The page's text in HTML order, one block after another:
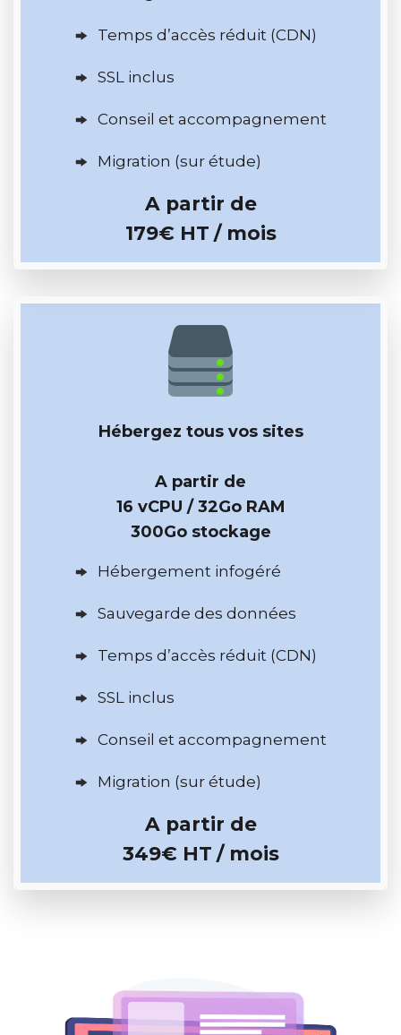
Temps d’accès réduit (CDN)
SSL inclus
Conseil et accompagnement
Migration (sur étude)
A partir de
179€ HT / mois
Hébergez tous vos sites
A partir de
16 vCPU / 32Go RAM
300Go stockage
Hébergement infogéré
Sauvegarde des données
Temps d’accès réduit (CDN)
SSL inclus
Conseil et accompagnement
Migration (sur étude)
A partir de
349€ HT / mois